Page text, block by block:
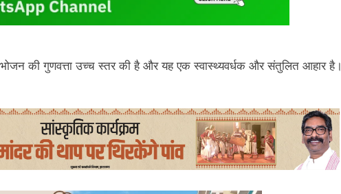
भोजन की गुणवत्ता उच्च स्तर की है और यह एक स्वास्थ्यवर्धक और संतुलित आहार है।